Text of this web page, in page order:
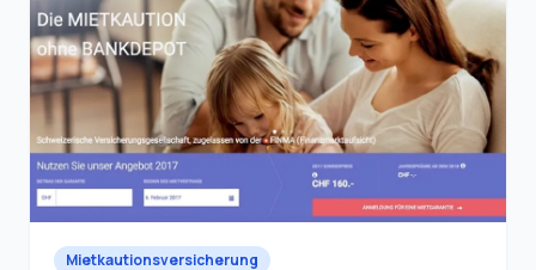
Mietkautionsversicherung